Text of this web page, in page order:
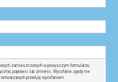
zamieszczonych w powyższym formularzu
poprawić lub zmienić. Wycofanie zgody nie
przed jej wycofaniem.